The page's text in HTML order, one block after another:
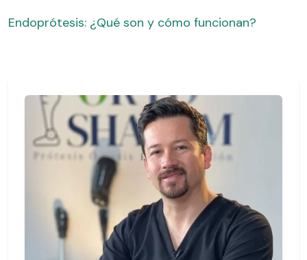
Endoprótesis: ¿Qué son y cómo funcionan?